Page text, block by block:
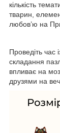
кількість
тварин,
любов’ю на
Проведіть
складання
впливає на
друзями на